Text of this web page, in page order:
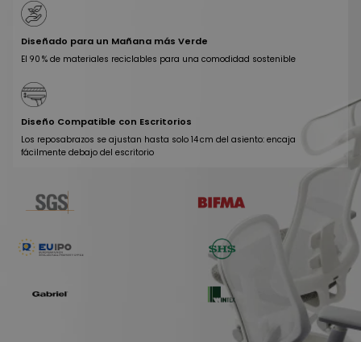
Diseñado para un Mañana más Verde
El 90 % de materiales reciclables para una comodidad sostenible
Diseño Compatible con Escritorios
Los reposabrazos se ajustan hasta solo 14 cm del asiento: encaja
fácilmente debajo del escritorio